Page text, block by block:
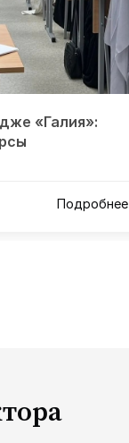
«Галия»:
Подробнее